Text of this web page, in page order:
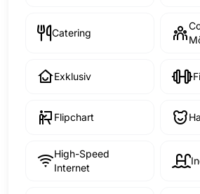
Catering
Exklusiv
Flipchart
High-Speed
Internet